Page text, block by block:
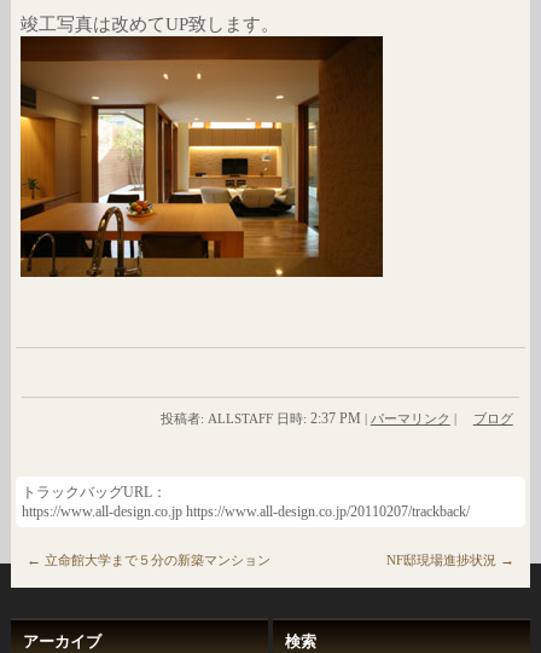
竣工写真は改めてUP致します。
投稿者: ALLSTAFF 日時: 2:37 PM | パーマリンク | ブログ
トラックバッグURL：
https://www.all-design.co.jp https://www.all-design.co.jp/20110207/trackback/
← 立命館大学まで５分の新築マンション NF邸現場進捗状況 →
アーカイブ 検索